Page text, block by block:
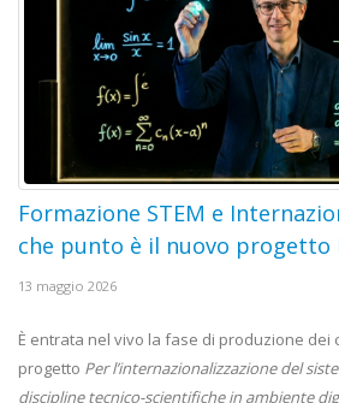
Formazione STEM e
che punto è il nuovo progetto
13 maggio 2026
È entrata nel vivo la fase di produzione dei
progetto Per l’internazionalizzazione del
discipline tecnico-scientifiche in ambiente